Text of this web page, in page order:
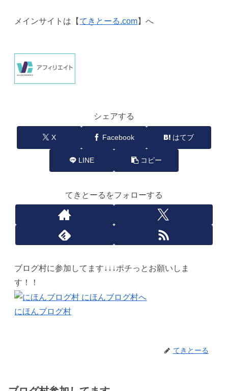
メインサイトは【てきとーる.com】へ
シェアする
X Facebook はてブ
LINE コピー
てきとーるをフォローする
ブログ村に参加してます↓↓↓ポチっとお願いしま
す！！
にほんブログ村
てきとーる